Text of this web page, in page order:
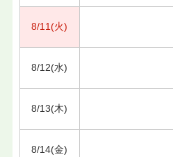
8/11(火)
8/12(水)
8/13(木)
8/14(金)